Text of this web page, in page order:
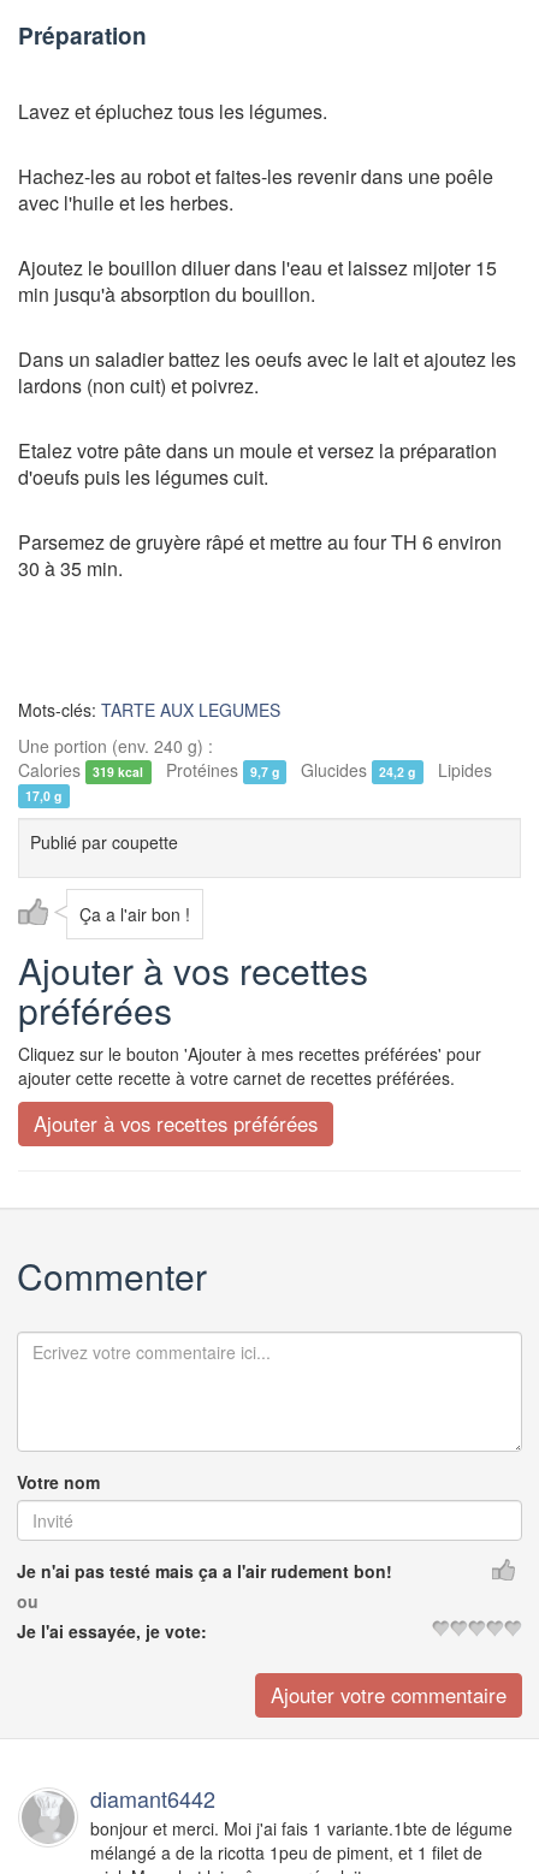
Préparation
Lavez et épluchez tous les légumes.
Hachez-les au robot et faites-les revenir dans une poêle
avec l'huile et les herbes.
Ajoutez le bouillon diluer dans l'eau et laissez mijoter 15
min jusqu'à absorption du bouillon.
Dans un saladier battez les oeufs avec le lait et ajoutez les
lardons (non cuit) et poivrez.
Etalez votre pâte dans un moule et versez la préparation
d'oeufs puis les légumes cuit.
Parsemez de gruyère râpé et mettre au four TH 6 environ
30 à 35 min.
Mots-clés: TARTE AUX LEGUMES
Une portion (env. 240 g) :
Calories
319 kcal Protéines 9,7 g Glucides 24,2 g Lipides
17,0 g
Publié par coupette
Ça a l'air bon !
Ajouter à vos recettes
préférées
Cliquez sur le bouton 'Ajouter à mes recettes préférées' pour
ajouter cette recette à votre carnet de recettes préférées.
Commenter
Votre nom
Je n'ai pas testé mais ça a l'air rudement bon!
ou
Je l'ai essayée, je vote:
diamant6442
bonjour et merci. Moi j'ai fais 1 variante.1bte de légume
mélangé a de la ricotta 1peu de piment, et 1 filet de